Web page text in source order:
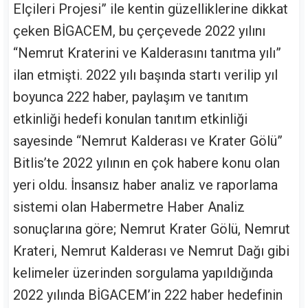
Elçileri Projesi” ile kentin güzelliklerine dikkat
çeken BİGACEM, bu çerçevede 2022 yılını
“Nemrut Kraterini ve Kalderasını tanıtma yılı”
ilan etmişti. 2022 yılı başında startı verilip yıl
boyunca 222 haber, paylaşım ve tanıtım
etkinliği hedefi konulan tanıtım etkinliği
sayesinde “Nemrut Kalderası ve Krater Gölü”
Bitlis’te 2022 yılının en çok habere konu olan
yeri oldu. İnsansız haber analiz ve raporlama
sistemi olan Habermetre Haber Analiz
sonuçlarına göre; Nemrut Krater Gölü, Nemrut
Krateri, Nemrut Kalderası ve Nemrut Dağı gibi
kelimeler üzerinden sorgulama yapıldığında
2022 yılında BİGACEM’in 222 haber hedefinin